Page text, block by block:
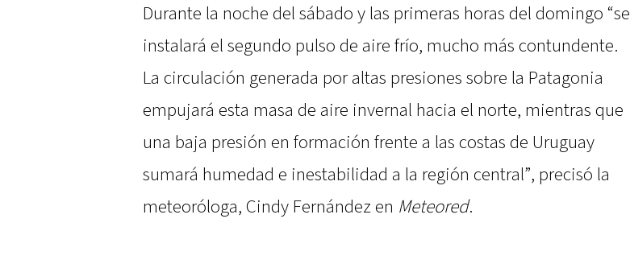
Durante la noche del sábado y las primeras horas del domingo “se
instalará el segundo pulso de aire frío, mucho más contundente.
La circulación generada por altas presiones sobre la Patagonia
empujará esta masa de aire invernal hacia el norte, mientras que
una baja presión en formación frente a las costas de Uruguay
sumará humedad e inestabilidad a la región central”, precisó la
meteoróloga, Cindy Fernández en Meteored.